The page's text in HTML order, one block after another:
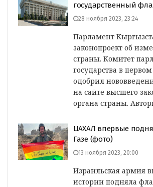
государственный
28 ноября 2023, 23:24
Парламент
законопроект об
страны. Комитет
государства в
одобрил
на сайте высшего
органа страны.
ЦАХАЛ впервые
Газе (фото)
13 ноября 2023, 20:00
Израильская армия
истории подняла